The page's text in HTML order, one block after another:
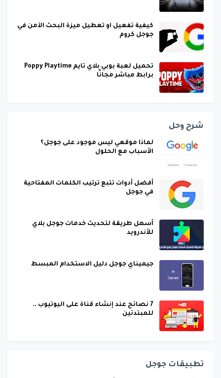
كيفية تفعيل او تعطيل ميزة البحث الآمن في
جوجل كروم
تحميل لعبة بوبي بلاي تايم Poppy Playtime
برابط مباشر مجانًا
شرح وحل
لماذا موقعي ليس موجود على جوجل؟
الأسباب مع الحلول
أفضل أدوات تتبع ترتيب الكلمات المفتاحية
في جوجل
أسهل طريقة لتحديث خدمات جوجل بلاي
للأندرويد
جيميناي جوجل دليل الاستخدام المبسط
7 نصائح عند إنشاء قناة على اليوتيوب ..
للمبتدئين
تطبيقات جوجل